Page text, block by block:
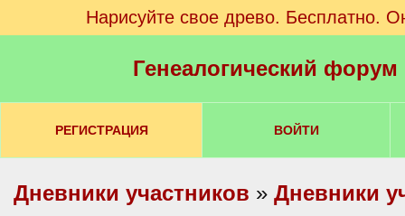
Нарисуйте свое древо. Бесплатно.
Генеалогический
РЕГИСТРАЦИЯ ВОЙТИ
Дневники участников » Дневники